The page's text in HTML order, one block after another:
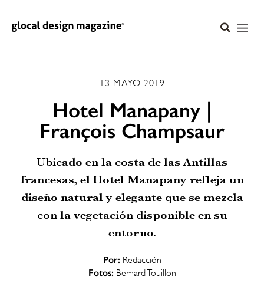
13 MAYO 2019
Hotel Manapany |
François Champsaur
Ubicado en la costa de las Antillas
francesas, el Hotel Manapany refleja un
diseño natural y elegante que se mezcla
con la vegetación disponible en su
entorno.
Por: Redacción
Fotos: Bernard Touillon